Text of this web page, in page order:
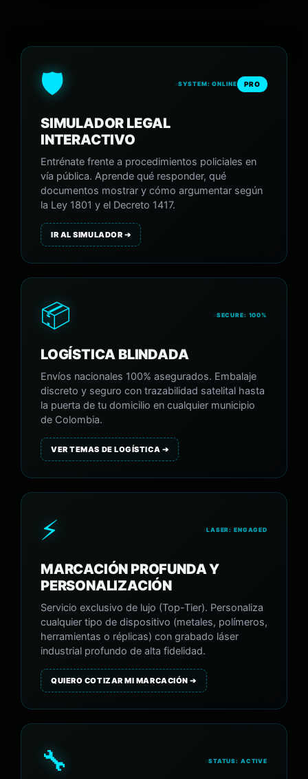
🛡️ SYSTEM: ONLINE PRO
SIMULADOR LEGAL
INTERACTIVO
Entrénate frente a procedimientos policiales en
vía pública. Aprende qué responder, qué
documentos mostrar y cómo argumentar según
la Ley 1801 y el Decreto 1417.
IR AL SIMULADOR ➔
📦 SECURE: 100%
LOGÍSTICA BLINDADA
Envíos nacionales 100% asegurados. Embalaje
discreto y seguro con trazabilidad satelital hasta
la puerta de tu domicilio en cualquier municipio
de Colombia.
VER TEMAS DE LOGÍSTICA ➔
⚡ LASER: ENGAGED
MARCACIÓN PROFUNDA Y
PERSONALIZACIÓN
Servicio exclusivo de lujo (Top-Tier). Personaliza
cualquier tipo de dispositivo (metales, polímeros,
herramientas o réplicas) con grabado láser
industrial profundo de alta fidelidad.
QUIERO COTIZAR MI MARCACIÓN ➔
🔧 STATUS: ACTIVE